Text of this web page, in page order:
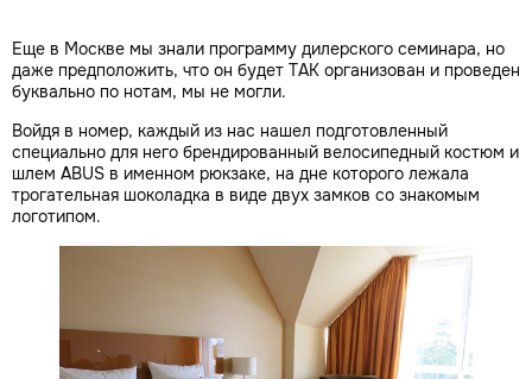
Еще в Москве мы знали программу дилерского семинара, но
даже предположить, что он будет ТАК организован и проведен
буквально по нотам, мы не могли.
Войдя в номер, каждый из нас нашел подготовленный
специально для него брендированный велосипедный костюм и
шлем ABUS в именном рюкзаке, на дне которого лежала
трогательная шоколадка в виде двух замков со знакомым
логотипом.